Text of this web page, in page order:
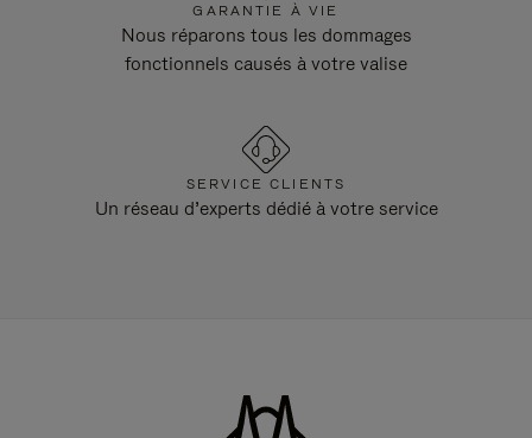
GARANTIE À VIE
Nous réparons tous les dommages
fonctionnels causés à votre valise
SERVICE CLIENTS
Un réseau d’experts dédié à votre service